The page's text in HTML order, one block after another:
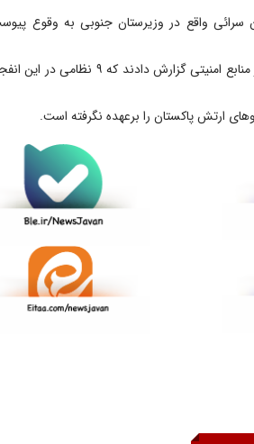
سرائی واقع در وزیرستان جنوبی به وقوع
ارتش پاکستان را برعهده نگرفته است.